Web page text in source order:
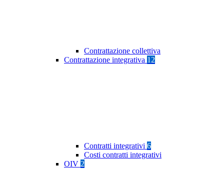
Contrattazione collettiva
Contrattazione integrativa 12
Contratti integrativi 6
Costi contratti integrativi
OIV 2